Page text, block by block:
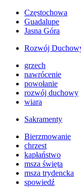
Częstochowa
Guadalupe
Jasna Góra
Rozwój
grzech
nawrócenie
powołanie
rozwój duchowy
wiara
Sakramenty
Bierzmowanie
chrzest
kapłaństwo
msza święta
msza trydencka
spowiedź